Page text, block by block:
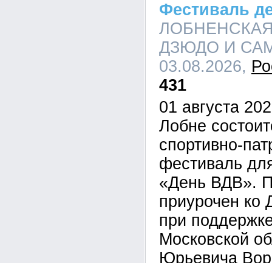
Фестиваль
ДЗЮДО И
03.08.2026,
431
01 августа
Лобне
спортивно-
фестиваль
«День ВДВ».
приурочен
при
Московской
Юрьевича